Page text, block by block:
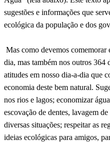
sugestões e informações que
ecológica da população e dos
Mas como devemos comemorar
dia, mas também nos outros 364
atitudes em nosso dia-a-dia que
economia deste bem natural.
nos rios e lagos; economizar
escovação de dentes, lavagem
diversas situações; respeitar as
ideias ecológicas para amigos,